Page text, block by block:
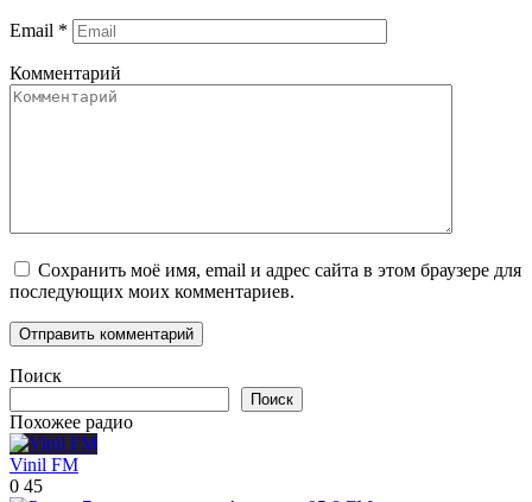
Email *
Комментарий
Сохранить моё имя, email и адрес сайта в этом браузере для
последующих моих комментариев.
Поиск
Поиск
Похожее радио
Vinil FM
0 45